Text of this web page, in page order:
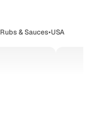
Rubs & Sauces•USA